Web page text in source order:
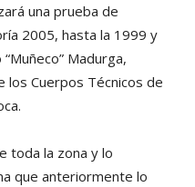
una prueba de
2005, hasta la 1999 y
Madurga,
los Cuerpos Técnicos de
toda la zona y lo
que anteriormente lo